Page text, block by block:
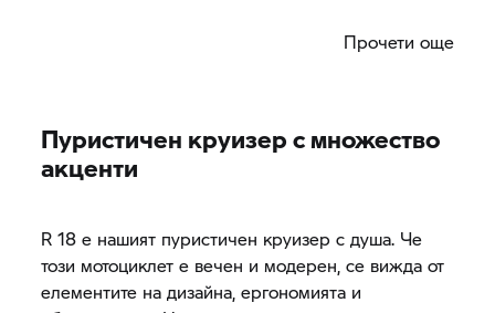
Прочети още
Пуристичен круизер с множество
акценти
R 18 е нашият пуристичен круизер с душа. Че
този мотоциклет е вечен и модерен, се вижда от
елементите на дизайна, ергономията и